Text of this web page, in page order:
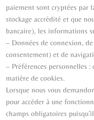
paiement sont cryptées par
stockage accrédité et que
bancaire), les informations
– Données de connexion,
consentement) et de
– Préférences personnelles :
matière de cookies.
Lorsque nous vous
pour accéder à une
champs obligatoires